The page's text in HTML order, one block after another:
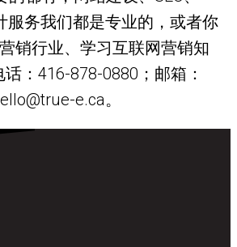
服务我们都是专业的，或者你
销行业、学习互联网营销知
：416-878-0880；邮箱：
e.ca。